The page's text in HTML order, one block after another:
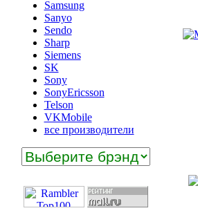
Samsung
Sanyo
Sendo
Sharp
Siemens
SK
Sony
SonyEricsson
Telson
VKMobile
все производители